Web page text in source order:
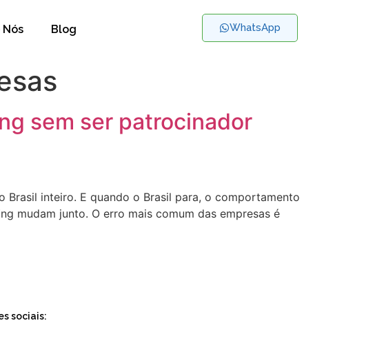
Nós Blog WhatsApp
sem ser patrocinador
inteiro. E quando o Brasil para, o comportamento
mudam junto. O erro mais comum das empresas é
sociais: